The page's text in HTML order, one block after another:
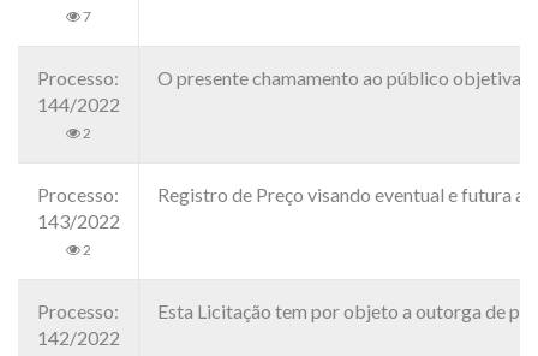
7
Processo:
144/2022
2
O presente chamamento ao público objetiva
Processo:
143/2022
2
Registro de Preço visando eventual e futura
Processo:
142/2022
Esta Licitação tem por objeto a outorga de